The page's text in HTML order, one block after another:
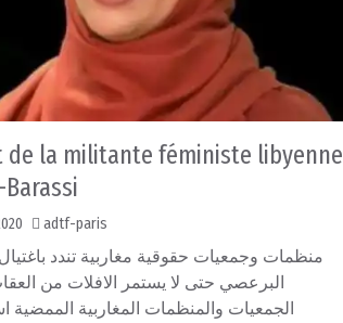
de la militante féministe libyenne
adtf-paris
منظمات وجمعيات حقوقية مغاربية تندد
البرعصي حتى لا يستمر الافلات من
الجمعيات والمنظمات المغاربية الممضية